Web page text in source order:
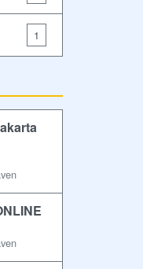
1